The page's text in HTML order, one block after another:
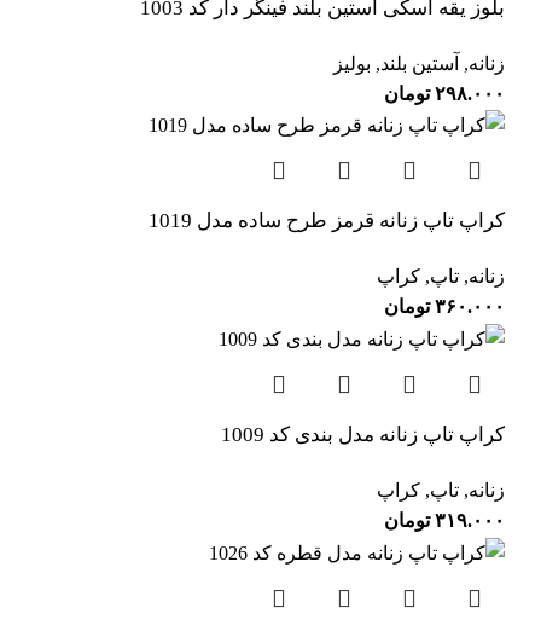
بلوز یقه اسکی آستین بلند فینگر دار کد 1003
زنانه, آستین بلند, بولیز
۲۹۸.۰۰۰ تومان
کراپ تاپ زنانه قرمز طرح ساده مدل 1019
زنانه, تاپ, کراپ
۳۶۰.۰۰۰ تومان
کراپ تاپ زنانه مدل بندی کد 1009
زنانه, تاپ, کراپ
۳۱۹.۰۰۰ تومان